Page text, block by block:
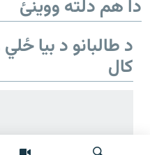
دا هم دلته ووینئ
د طالبانو د بیا
کال